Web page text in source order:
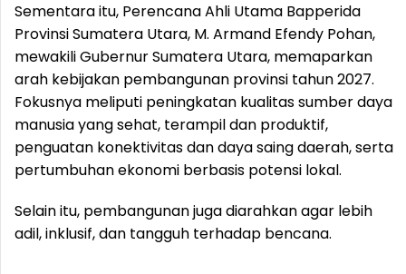
Sementara itu, Perencana Ahli Utama Bapperida
Provinsi Sumatera Utara, M. Armand Efendy Pohan,
mewakili Gubernur Sumatera Utara, memaparkan
arah kebijakan pembangunan provinsi tahun 2027.
Fokusnya meliputi peningkatan kualitas sumber daya
manusia yang sehat, terampil dan produktif,
penguatan konektivitas dan daya saing daerah, serta
pertumbuhan ekonomi berbasis potensi lokal.
Selain itu, pembangunan juga diarahkan agar lebih
adil, inklusif, dan tangguh terhadap bencana.